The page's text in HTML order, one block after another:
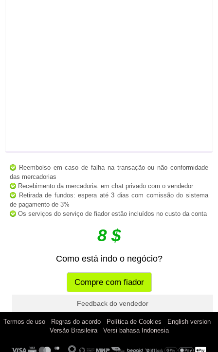
Reembolso em caso de falha na transação ou não conformidade
das mercadorias
Recebimento da mercadoria: em chat privado com o vendedor
Retirada de fundos: espera até 3 dias com comissão do sistema
de pagamento de 3%
Os serviços do serviço de fiador estão incluídos no custo da conta
8 $
Como está indo o negócio?
Compre com fiador
Feedback do vendedor
Termos de uso Regras do acordo Política de Cookies English version
Versão Brasileira| Versi bahasa Indonesia